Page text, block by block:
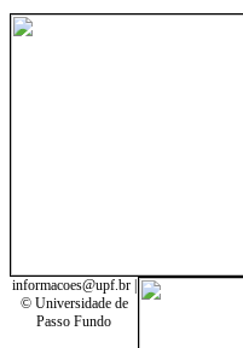
informacoes@upf.br |
© Universidade de
Passo Fundo